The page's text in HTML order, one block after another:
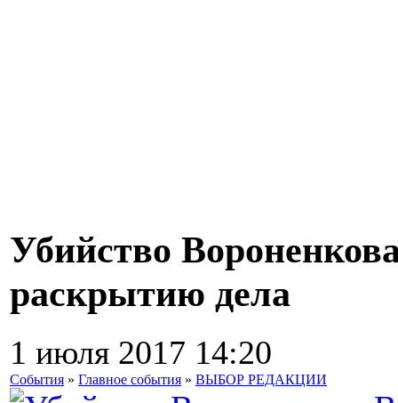
Убийство
раскрытию дела
1 июля 2017 14:20
События » Главное события » ВЫБОР РЕДАКЦИИ